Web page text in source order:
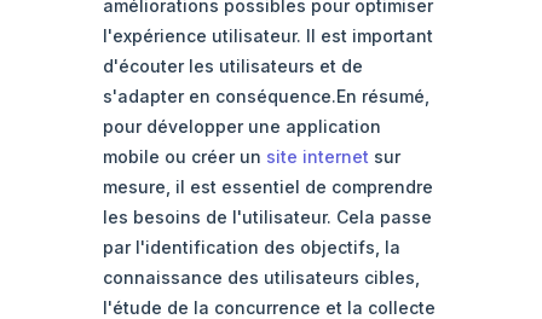
améliorations possibles pour optimiser
l'expérience utilisateur. Il est important
d'écouter les utilisateurs et de
s'adapter en conséquence.En résumé,
pour développer une application
mobile ou créer un site internet sur
mesure, il est essentiel de comprendre
les besoins de l'utilisateur. Cela passe
par l'identification des objectifs, la
connaissance des utilisateurs cibles,
l'étude de la concurrence et la collecte